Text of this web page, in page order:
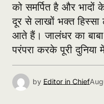
को समर्पित है और भादों
दूर से लाखों भक्त
आते हैं। जालंधर का
परंपरा करके पूरी दुनिया
by Editor in Chief